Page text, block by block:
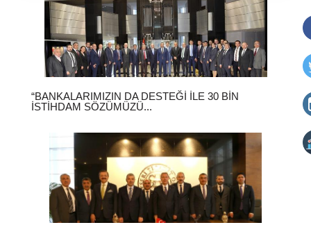
“BANKALARIMIZIN DA DESTEĞI İLE 30 BIN
İSTIHDAM SÖZÜMÜZÜ...